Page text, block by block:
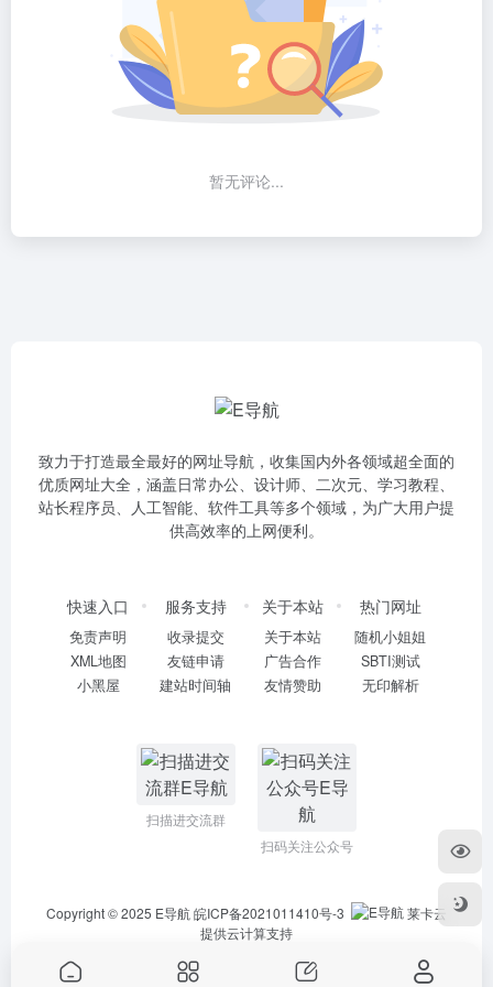
暂无评论...
致力于打造最全最好的网址导航，收集国内外各领域超全面的
优质网址大全，涵盖日常办公、设计师、二次元、学习教程、
站长程序员、人工智能、软件工具等多个领域，为广大用户提
供高效率的上网便利。
快速入口
免责声明
XML地图
小黑屋
服务支持
收录提交
友链申请
建站时间轴
关于本站
关于本站
广告合作
友情赞助
热门网址
随机小姐姐
SBTI测试
无印解析
扫描进交流群
扫码关注公众号
Copyright © 2025 E导航皖ICP备2021011410号-3
莱卡云
提供云计算支持